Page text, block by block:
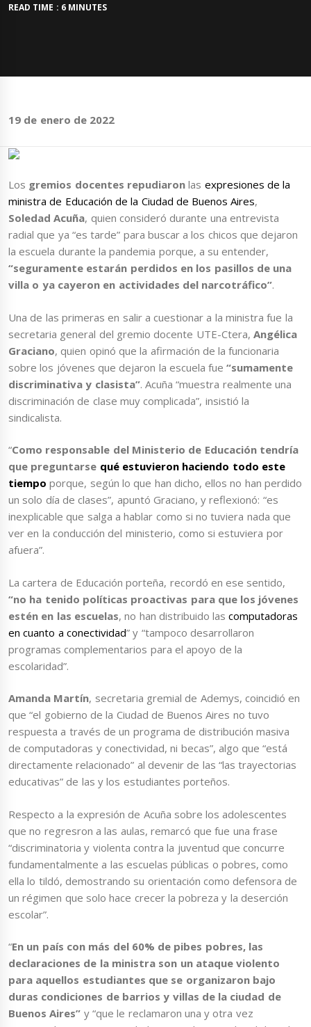
READ TIME : 6 MINUTES
19 de enero de 2022
Los gremios docentes repudiaronlas expresiones de la
ministra de Educación de la Ciudad de Buenos Aires,
Soledad Acuña, quien consideró durante una entrevista
radial que ya “es tarde” para buscar a los chicos que dejaron
la escuela durante la pandemia porque, a su entender,
“seguramente estarán perdidos en los pasillos de una
villa o ya cayeron en actividades del narcotráfico”.
Una de las primeras en salir a cuestionar a la ministra fue la
secretaria general del gremio docente UTE-Ctera, Angélica
Graciano, quien opinó que la afirmación de la funcionaria
sobre los jóvenes que dejaron la escuela fue “sumamente
discriminativa y clasista”. Acuña “muestra realmente una
discriminación de clase muy complicada”, insistió la
sindicalista.
“Como responsable del Ministerio de Educación tendría
que preguntarse qué estuvieron haciendo todo este
tiempo porque, según lo que han dicho, ellos no han perdido
un solo día de clases”, apuntó Graciano, y reflexionó: “es
inexplicable que salga a hablar como si no tuviera nada que
ver en la conducción del ministerio, como si estuviera por
afuera”.
La cartera de Educación porteña, recordó en ese sentido,
“no ha tenido políticas proactivas para que los jóvenes
estén en las escuelas, no han distribuido lascomputadoras
en cuanto a conectividad” y “tampoco desarrollaron
programas complementarios para el apoyo de la
escolaridad”.
Amanda Martín, secretaria gremial de Ademys, coincidió en
que “el gobierno de la Ciudad de Buenos Aires no tuvo
respuesta a través de un programa de distribución masiva
de computadoras y conectividad, ni becas”, algo que “está
directamente relacionado” al devenir de las “las trayectorias
educativas” de las y los estudiantes porteños.
Respecto a la expresión de Acuña sobre los adolescentes
que no regresron a las aulas, remarcó que fue una frase
“discriminatoria y violenta contra la juventud que concurre
fundamentalmente a las escuelas públicas o pobres, como
ella lo tildó, demostrando su orientación como defensora de
un régimen que solo hace crecer la pobreza y la deserción
escolar”.
“En un país con más del 60% de pibes pobres, las
declaraciones de la ministra son un ataque violento
para aquellos estudiantes que se organizaron bajo
duras condiciones de barrios y villas de la ciudad de
Buenos Aires” y “que le reclamaron una y otra vez